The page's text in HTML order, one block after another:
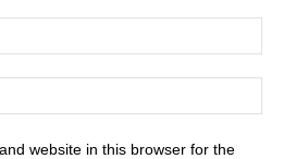
website in this browser for the